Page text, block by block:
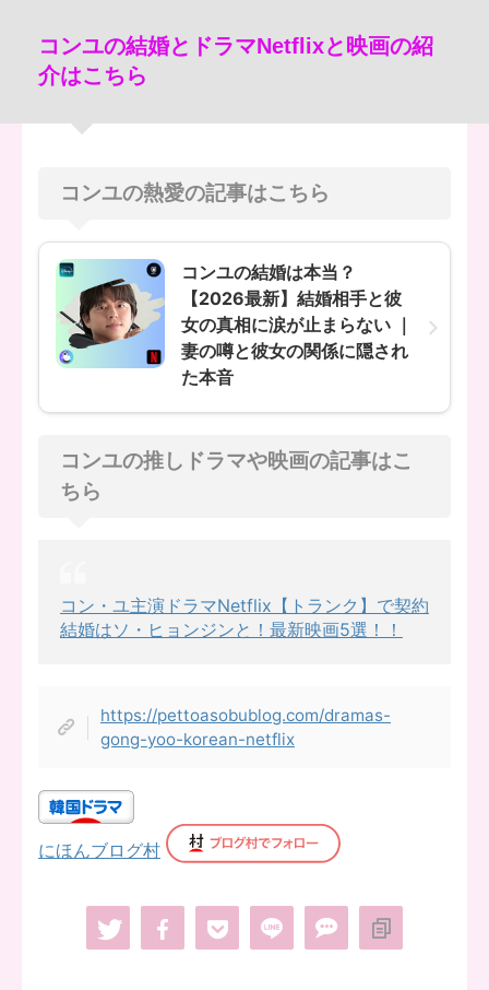
コンユの結婚とドラマNetflixと映画の紹
介はこちら
コンユの熱愛の記事はこちら
コンユの結婚は本当？
【2026最新】結婚相手と彼
女の真相に涙が止まらない ｜
妻の噂と彼女の関係に隠され
た本音
コンユの推しドラマや映画の記事はこ
ちら
コン・ユ主演ドラマNetflix【トランク】で契約
結婚はソ・ヒョンジンと！最新映画5選！！
https://pettoasobublog.com/dramas-
gong-yoo-korean-netflix
にほんブログ村